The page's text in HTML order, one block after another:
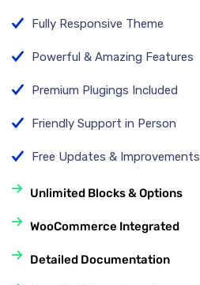
Fully Responsive Theme
Powerful & Amazing Features
Premium Plugings Included
Friendly Support in Person
Free Updates & Improvements
Unlimited Blocks & Options
WooCommerce Integrated
Detailed Documentation